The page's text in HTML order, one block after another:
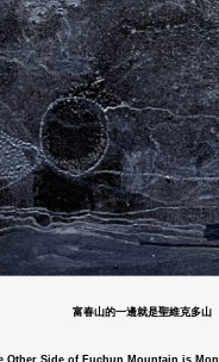
富春山的一邊就是聖維克多山
Other Side of Fuchun Mountain is